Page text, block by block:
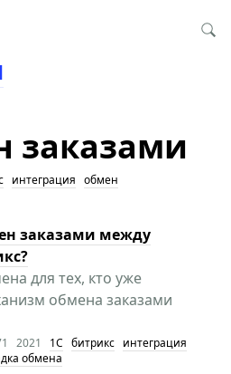
заказами
интеграция обмен
заказами между
для тех, кто уже
обмена заказами
2021 1С битрикс интеграция
обмена